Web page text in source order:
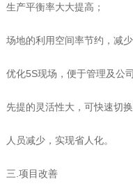
生产平衡率大大提高；
场地的利用空间率节约，减少
优化5S现场，便于管理及公
先提的灵活性大，可快速切
人员减少，实现省人化。
三.项目改善